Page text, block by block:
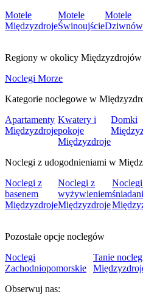
Motele
Międzyzdroje
Motele
Świnoujście
Motele
Dziwnów
Regiony w okolicy Międzyzdrojów
Noclegi Morze
Kategorie noclegowe w
Apartamenty
Międzyzdroje
Kwatery i
pokoje
Międzyzdroje
Domki
Noclegi z udogodnieniami w
Noclegi z
basenem
Międzyzdroje
Noclegi z
wyżywieniem
Międzyzdroje
Pozostałe opcje noclegów
Noclegi
Zachodniopomorskie
Tanie
Obserwuj nas: